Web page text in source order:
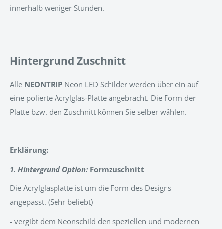
innerhalb weniger Stunden.
Hintergrund Zuschnitt
Alle NEONTRIP Neon LED Schilder werden über ein auf
eine polierte Acrylglas-Platte angebracht. Die Form der
Platte bzw. den Zuschnitt können Sie selber wählen.
Erklärung:
1. Hintergrund Option: Formzuschnitt
Die Acrylglasplatte ist um die Form des Designs
angepasst. (Sehr beliebt)
- vergibt dem Neonschild den speziellen und modernen